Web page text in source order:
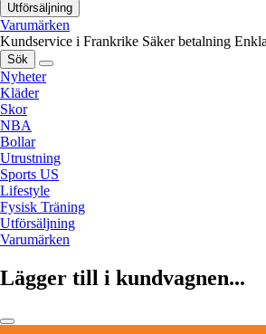
Utförsäljning
Varumärken
Kundservice i Frankrike Säker betalning
Sök
Nyheter
Kläder
Skor
NBA
Bollar
Utrustning
Sports US
Lifestyle
Fysisk Träning
Utförsäljning
Varumärken
Lägger till i kundvagnen...